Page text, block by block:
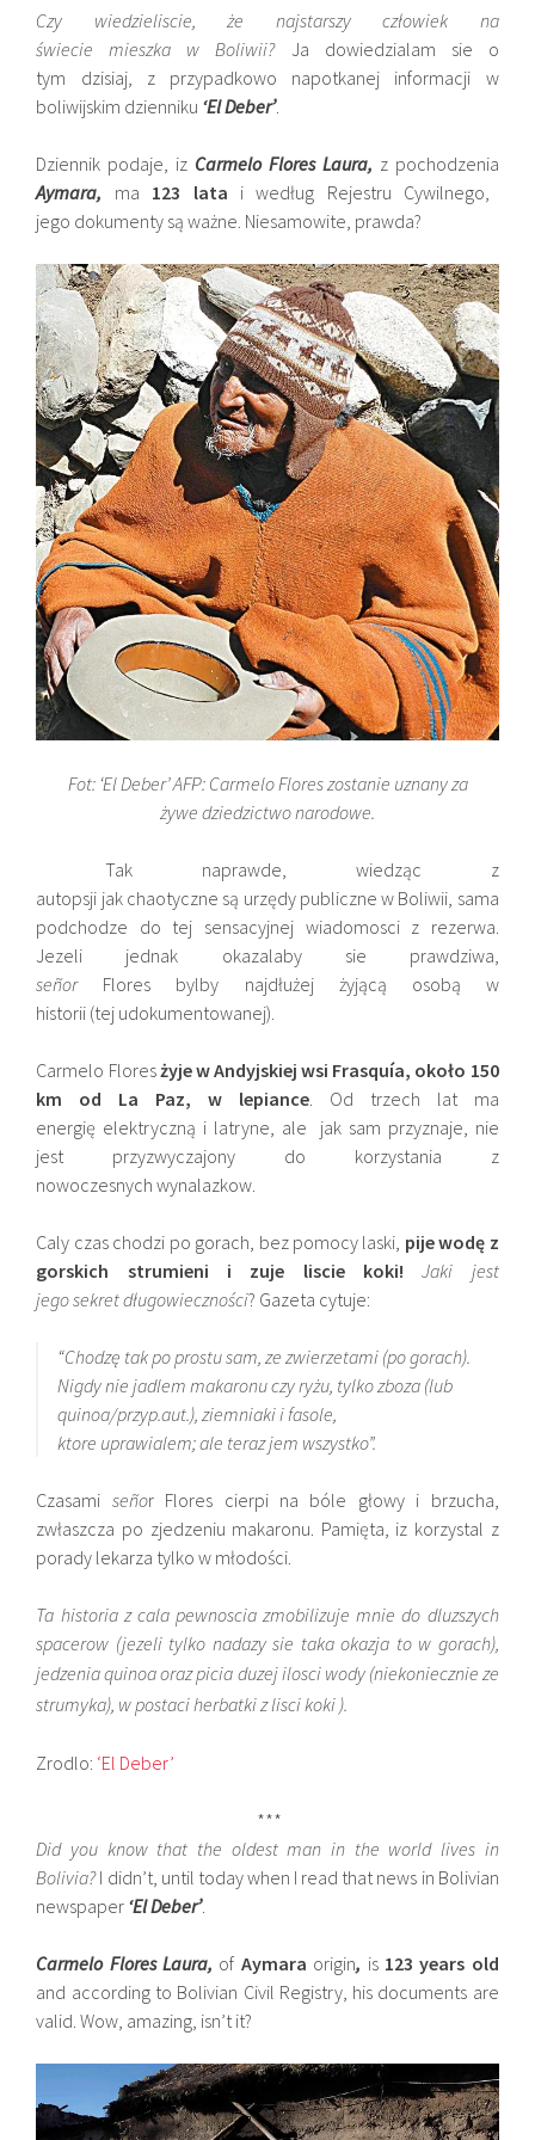
Czy wiedzieliscie, że najstarszy człowiek na
świecie mieszka w Boliwii?Ja dowiedzialam sie o
tym dzisiaj, z przypadkowo napotkanej informacji w
boliwijskim dzienniku ‘El Deber’.
Dziennik podaje, iz Carmelo Flores Laura, z pochodzenia
Aymara, ma 123 lata i według Rejestru Cywilnego,
jego dokumenty są ważne. Niesamowite, prawda?
Fot: ‘El Deber’ AFP: Carmelo Flores zostanie uznany za
żywe dziedzictwo narodowe.
Tak naprawde, wiedząc z
autopsji jak chaotyczne są urzędy publiczne w Boliwii, sama
podchodze do tej sensacyjnej wiadomosci z rezerwa.
Jezeli jednak okazalaby sie prawdziwa,
señorFlores bylby najdłużej żyjącą osobą w
historii (tej udokumentowanej).
Carmelo Floresżyje w Andyjskiej wsi Frasquía, około 150
km od La Paz, w lepiance. Od trzech lat ma
energię elektryczną i latryne, ale jak sam przyznaje, nie
jest przyzwyczajony do korzystania z
nowoczesnych wynalazkow.
Caly czas chodzi po gorach, bez pomocy laski, pije wodę z
gorskich strumieni i zuje liscie koki!Jaki jest
jego sekret długowieczności? Gazeta cytuje:
“Chodzę tak po prostu sam, ze zwierzetami (po gorach).
Nigdy nie jadlem makaronu czy ryżu, tylko zboza (lub
quinoa/przyp.aut.), ziemniaki i fasole,
ktore uprawialem; ale teraz jem wszystko”.
Czasami señor Flores cierpi na bóle głowy i brzucha,
zwłaszcza po zjedzeniu makaronu. Pamięta, iz korzystal z
porady lekarza tylko w młodości.
Ta historia z cala pewnoscia zmobilizuje mnie do dluzszych
spacerow (jezeli tylko nadazy sie taka okazja to w gorach),
jedzenia quinoa oraz picia duzej ilosci wody (niekoniecznie ze
strumyka), w postaci herbatki z lisci koki ).
Zrodlo: ‘El Deber’
***
Did you know that the oldest man in the world lives in
Bolivia?I didn’t, until today when I read that news in Bolivian
newspaper ‘El Deber’.
Carmelo Flores Laura, of Aymara origin, is 123 years old
and according to Bolivian Civil Registry, his documents are
valid. Wow, amazing, isn’t it?